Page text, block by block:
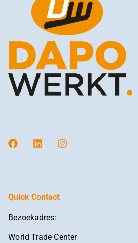
Quick Contact
Bezoekadres:
World Trade